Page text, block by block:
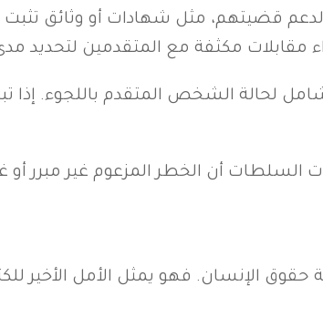
لدعم قضيتهم، مثل شهادات أو وثائق
مقابلات مكثفة مع المتقدمين لتحديد
لحالة الشخص المتقدم باللجوء. إذا
أن الخطر المزعوم غير مبرر أو
الإنسان. فهو يمثل الأمل الأخير